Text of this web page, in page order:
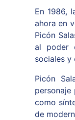
En 1986,
ahora en
Picón
al poder
sociales y
Picón
como
de